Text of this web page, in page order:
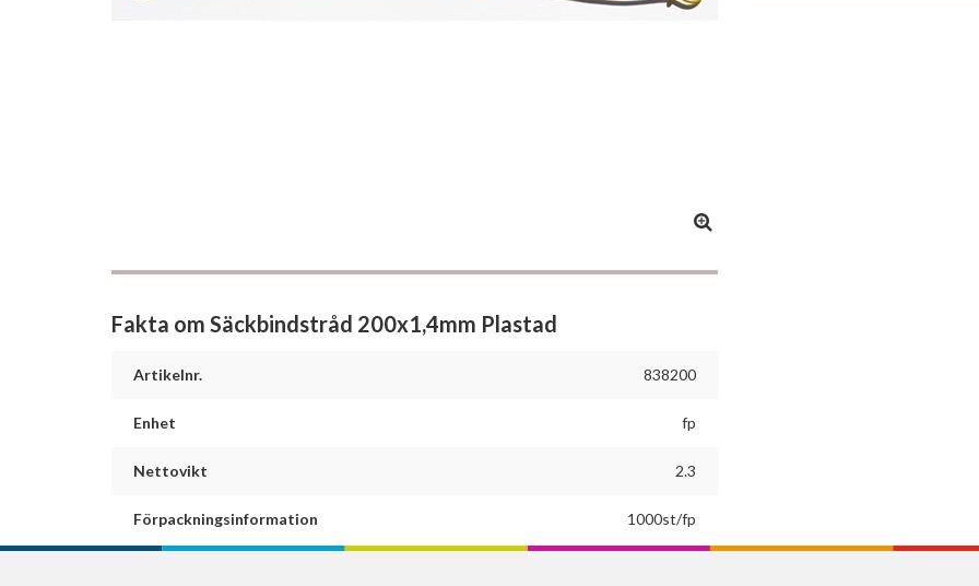
Fakta om Säckbindstråd 200x1,4mm Plastad
Artikelnr. 838200
Enhet fp
Nettovikt 2.3
Förpackningsinformation 1000st/fp